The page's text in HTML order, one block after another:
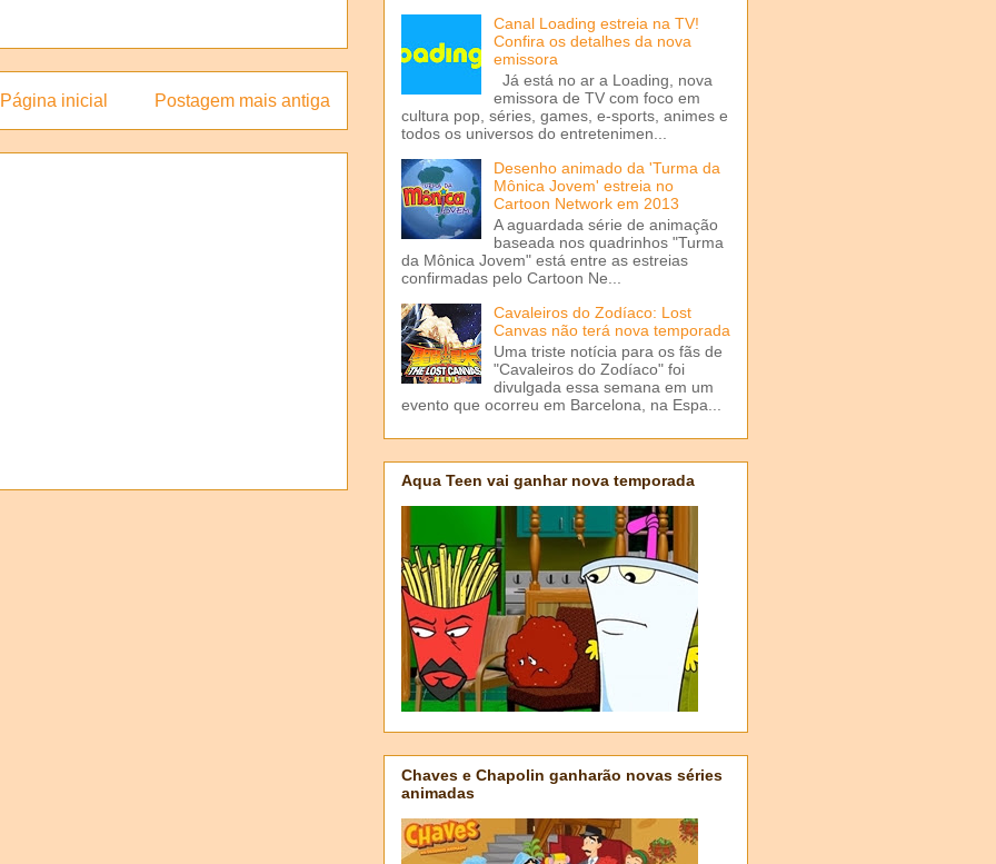
Postagem mais antiga
Página inicial
Canal Loading estreia na TV!
Confira os detalhes da nova
emissora
Já está no ar a Loading, nova
emissora de TV com foco em
cultura pop, séries, games, e-sports, animes e
todos os universos do entretenimen...
Desenho animado da 'Turma da
Mônica Jovem' estreia no
Cartoon Network em 2013
A aguardada série de animação
baseada nos quadrinhos "Turma
da Mônica Jovem" está entre as estreias
confirmadas pelo Cartoon Ne...
Cavaleiros do Zodíaco: Lost
Canvas não terá nova temporada
Uma triste notícia para os fãs de
"Cavaleiros do Zodíaco" foi
divulgada essa semana em um
evento que ocorreu em Barcelona, na Espa...
Aqua Teen vai ganhar nova temporada
Chaves e Chapolin ganharão novas séries
animadas